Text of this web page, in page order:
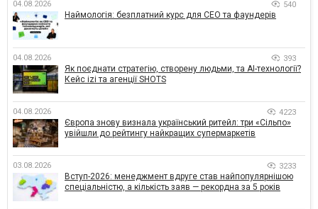
04.08.2026 540
Наймологія: безплатний курс для CEO та фаундерів
04.08.2026 393
Як поєднати стратегію, створену людьми, та AI-технології?
Кейс izi та агенції SHOTS
04.08.2026 4223
Європа знову визнала український ритейл: три «Сільпо»
увійшли до рейтингу найкращих супермаркетів
03.08.2026 3233
Вступ-2026: менеджмент вдруге став найпопулярнішою
спеціальністю, а кількість заяв — рекордна за 5 років